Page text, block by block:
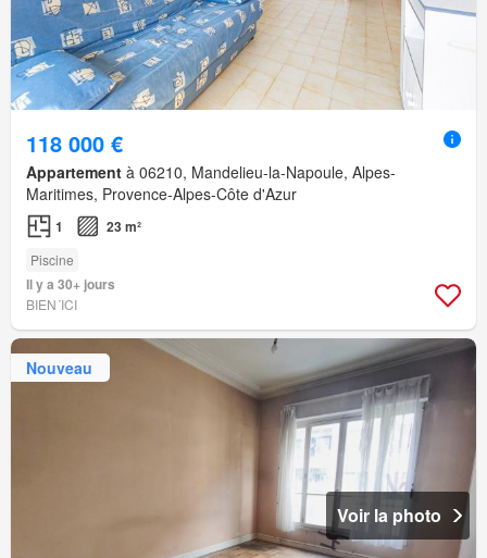
118 000 €
Appartement à 06210, Mandelieu-la-Napoule, Alpes-
Maritimes, Provence-Alpes-Côte d'Azur
1 23 m²
Piscine
Il y a 30+ jours
BIEN´ICI
Nouveau
Voir la photo